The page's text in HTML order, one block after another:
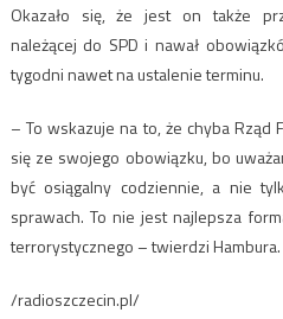
Okazało się, że jest on także
należącej do SPD i nawał
tygodni nawet na ustalenie terminu.
– To wskazuje na to, że chyba Rząd
się ze swojego obowiązku, bo
być osiągalny codziennie, a nie
sprawach. To nie jest najlepsza
terrorystycznego – twierdzi Hambura.
/radioszczecin.pl/